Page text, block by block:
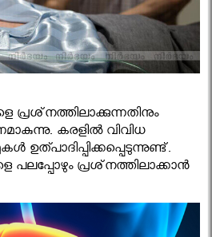
പ്രശ്‌നത്തിലാക്കുന്നതിനും
കരളില്‍ വിവിധ
പലപ്പോഴും പ്രശ്‌നത്തിലാക്കാന്‍